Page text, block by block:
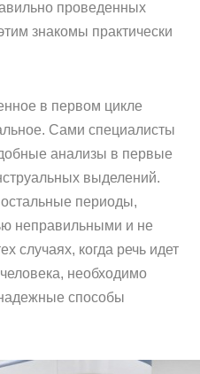
проведенных
знакомы практически
в первом цикле
Сами специалисты
анализы в первые
выделений.
остальные периоды,
неправильными и не
случаях, когда речь идет
необходимо
способы